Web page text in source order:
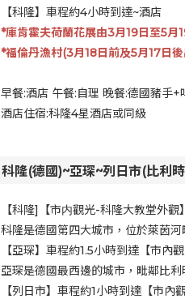
【科隆】車程約4小時到達~酒店
*庫肯霍夫荷蘭花展由3月19日至5月
*福倫丹漁村(3月18日前及5月17日
早餐:酒店 午餐:自理 晚餐:德國豬手+
酒店住宿:科隆4星酒店或同級
科隆(德國)~亞琛~列日市(比利
【科隆]【市内觀光-科隆大教堂外觀】
科隆是德國第四大城市，位於萊茵
【亞琛】車程約1.5小時到達【市內
亞琛是德國最西邊的城市，毗鄰比
【列日市】車程約1小時到達【市